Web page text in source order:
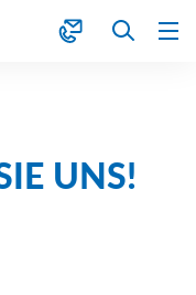
UNS!